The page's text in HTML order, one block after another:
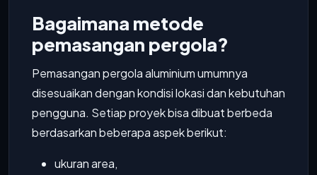
Bagaimana metode
pemasangan pergola?
Pemasangan pergola aluminium umumnya
disesuaikan dengan kondisi lokasi dan kebutuhan
pengguna. Setiap proyek bisa dibuat berbeda
berdasarkan beberapa aspek berikut:
ukuran area,